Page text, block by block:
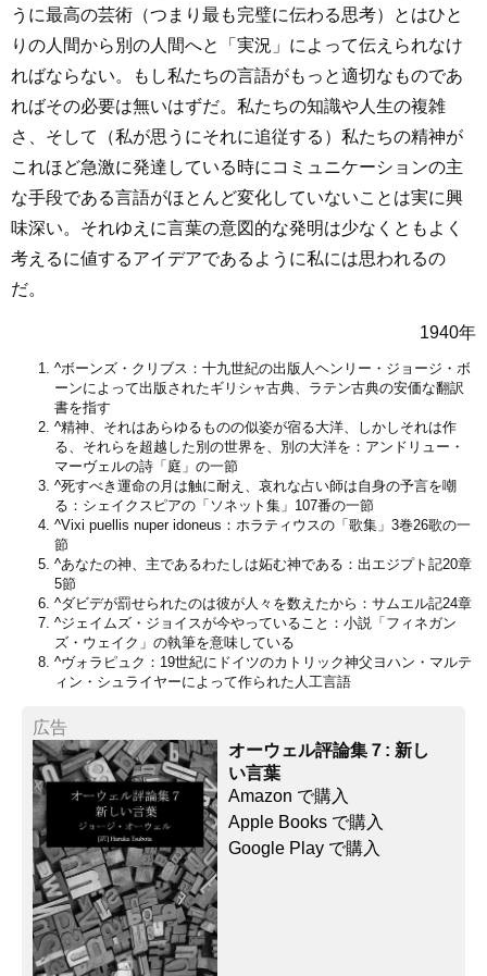
うに最高の芸術（つまり最も完璧に伝わる思考）とはひと
りの人間から別の人間へと「実況」によって伝えられなけ
ればならない。もし私たちの言語がもっと適切なものであ
ればその必要は無いはずだ。私たちの知識や人生の複雑
さ、そして（私が思うにそれに追従する）私たちの精神が
これほど急激に発達している時にコミュニケーションの主
な手段である言語がほとんど変化していないことは実に興
味深い。それゆえに言葉の意図的な発明は少なくともよく
考えるに値するアイデアであるように私には思われるの
だ。
1940年
^ボーンズ・クリブス：十九世紀の出版人ヘンリー・ジョージ・ボ
ーンによって出版されたギリシャ古典、ラテン古典の安価な翻訳
書を指す
^精神、それはあらゆるものの似姿が宿る大洋、しかしそれは作
る、それらを超越した別の世界を、別の大洋を：アンドリュー・
マーヴェルの詩「庭」の一節
^死すべき運命の月は触に耐え、哀れな占い師は自身の予言を嘲
る：シェイクスピアの「ソネット集」107番の一節
^Vixi puellis nuper idoneus：ホラティウスの「歌集」3巻26歌の一
節
^あなたの神、主であるわたしは妬む神である：出エジプト記20章
5節
^ダビデが罰せられたのは彼が人々を数えたから：サムエル記24章
^ジェイムズ・ジョイスが今やっていること：小説「フィネガン
ズ・ウェイク」の執筆を意味している
^ヴォラピュク：19世紀にドイツのカトリック神父ヨハン・マルテ
ィン・シュライヤーによって作られた人工言語
広告
オーウェル評論集７: 新し
い言葉
Amazon で購入
Apple Books で購入
Google Play で購入